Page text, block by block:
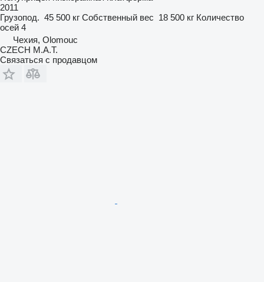
2011
Грузопод. 45 500 кг Собственный вес 18 500 кг Количество
осей 4
Чехия, Olomouc
CZECH M.A.T.
Связаться с продавцом